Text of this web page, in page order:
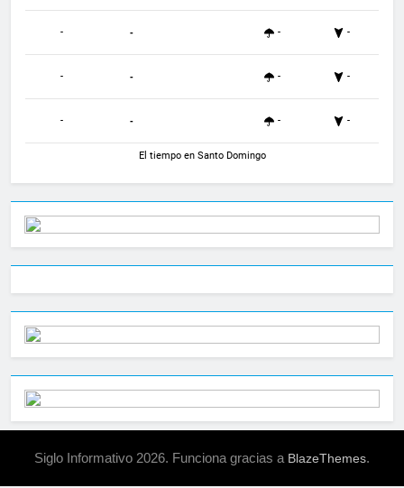
- - - -
- - - -
- - - -
El tiempo en Santo Domingo
Siglo Informativo 2026. Funciona gracias a BlazeThemes.